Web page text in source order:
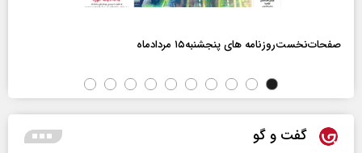
صفحات‌نخست‌روزنامه ها‌ی پنجشنبه‌۱۵ مردادماه
گفت و گو